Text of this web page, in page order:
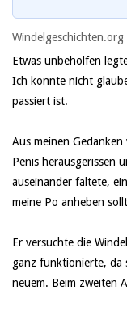
Etwas unbeholfen
Ich konnte nicht
passiert ist.
Aus meinen
Penis herausgerissen
auseinander faltete,
meine Po anheben
Er versuchte die
ganz funktionierte, da
neuem. Beim zweiten